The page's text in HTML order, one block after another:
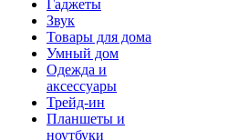
Гаджеты
Звук
Товары для дома
Умный дом
Одежда и
аксессуары
Трейд-ин
Планшеты и
ноутбуки